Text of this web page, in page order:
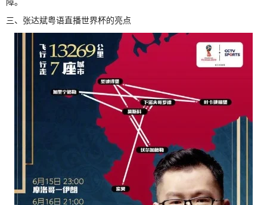
三、张达斌粤语直播世界杯的亮点